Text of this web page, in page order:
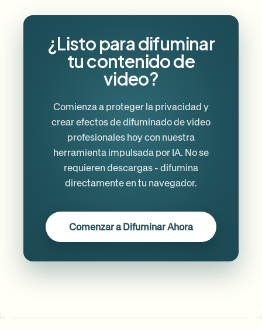
¿Listo para difuminar
tu contenido de
video?
Comienza a proteger la privacidad y
crear efectos de difuminado de video
profesionales hoy con nuestra
herramienta impulsada por IA. No se
requieren descargas - difumina
directamente en tu navegador.
Comenzar a Difuminar Ahora